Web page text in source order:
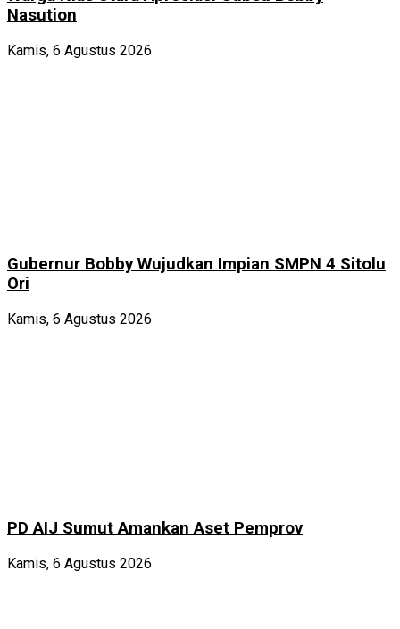
Nasution
Kamis, 6 Agustus 2026
Gubernur Bobby Wujudkan Impian SMPN 4 Sitolu
Ori
Kamis, 6 Agustus 2026
PD AIJ Sumut Amankan Aset Pemprov
Kamis, 6 Agustus 2026